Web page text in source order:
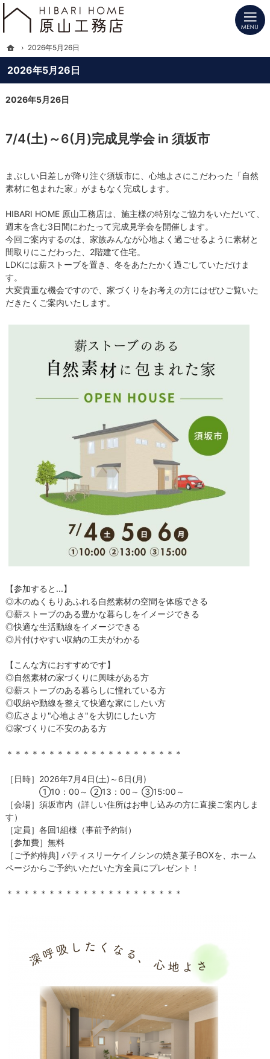
2026年5月26日
プロの目線からご提案。長野県北信の注文住宅・新築戸建てを手がける工務店なら
長野県北信の新築・注文住宅・新築戸建てを手がけるHIBARI HOME原山工務店
2026年5月26日
7/4(土)～6(月)完成見学会 in 須坂市
まぶしい日差しが降り注ぐ須坂市に、心地よさにこだわった「自然
素材に包まれた家」がまもなく完成します。
HIBARI HOME 原山工務店は、施主様の特別なご協力をいただいて、
週末を含む3日間にわたって完成見学会を開催します。
今回ご案内するのは、家族みんなが心地よく過ごせるように素材と
間取りにこだわった、2階建て住宅。
LDKには薪ストーブを置き、冬をあたたかく過ごしていただけま
す。
大変貴重な機会ですので、家づくりをお考えの方にはぜひご覧いた
だきたくご案内いたします。
【参加すると...】
◎木のぬくもりあふれる自然素材の空間を体感できる
◎薪ストーブのある豊かな暮らしをイメージできる
◎快適な生活動線をイメージできる
◎片付けやすい収納の工夫がわかる
【こんな方におすすめです】
◎自然素材の家づくりに興味がある方
◎薪ストーブのある暮らしに憧れている方
◎収納や動線を整えて快適な家にしたい方
◎広さより"心地よさ"を大切にしたい方
◎家づくりに不安のある方
＊＊＊＊＊＊＊＊＊＊＊＊＊＊＊＊＊＊＊＊＊
［日時］2026年7月4日(土)～6日(月)
①10：00～ ②13：00～ ③15:00～
［会場］須坂市内（詳しい住所はお申し込みの方に直接ご案内しま
す）
［定員］各回1組様（事前予約制）
［参加費］無料
［ご予約特典] パティスリーケイノシンの焼き菓子BOXを、ホーム
ページからご予約いただいた方全員にプレゼント！
＊＊＊＊＊＊＊＊＊＊＊＊＊＊＊＊＊＊＊＊＊
ホーム
2026年5月26日